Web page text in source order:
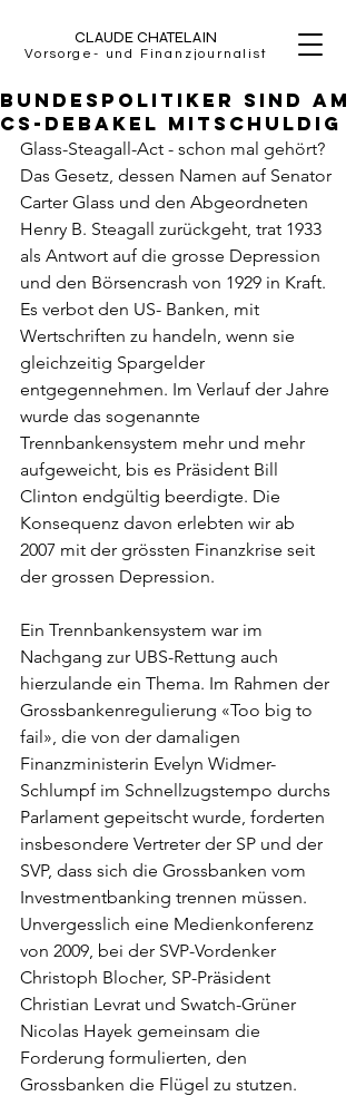
CLAUDE CHATELAIN
Vorsorge- und Finanzjournalist
Bundespolitiker sind am
CS-Debakel mitschuldig
Glass-Steagall-Act - schon mal gehört?
Das Gesetz, dessen Namen auf Senator
Carter Glass und den Abgeordneten
Henry B. Steagall zurückgeht, trat 1933
als Antwort auf die grosse Depression
und den Börsencrash von 1929 in Kraft.
Es verbot den US- Banken, mit
Wertschriften zu handeln, wenn sie
gleichzeitig Spargelder
entgegennehmen. Im Verlauf der Jahre
wurde das sogenannte
Trennbankensystem mehr und mehr
aufgeweicht, bis es Präsident Bill
Clinton endgültig beerdigte. Die
Konsequenz davon erlebten wir ab
2007 mit der grössten Finanzkrise seit
der grossen Depression.
Ein Trennbankensystem war im
Nachgang zur UBS-Rettung auch
hierzulande ein Thema. Im Rahmen der
Grossbankenregulierung «Too big to
fail», die von der damaligen
Finanzministerin Evelyn Widmer-
Schlumpf im Schnellzugstempo durchs
Parlament gepeitscht wurde, forderten
insbesondere Vertreter der SP und der
SVP, dass sich die Grossbanken vom
Investmentbanking trennen müssen.
Unvergesslich eine Medienkonferenz
von 2009, bei der SVP-Vordenker
Christoph Blocher, SP-Präsident
Christian Levrat und Swatch-Grüner
Nicolas Hayek gemeinsam die
Forderung formulierten, den
Grossbanken die Flügel zu stutzen.